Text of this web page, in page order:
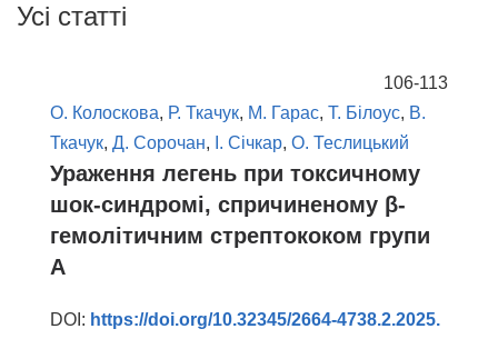
Усі статті
106-113
О. Колоскова, Р. Ткачук, М. Гарас, Т. Білоус, В.
Ткачук, Д. Сорочан, І. Січкар, О. Теслицький
Ураження легень при токсичному
шок-синдромі, спричиненому β-
гемолітичним стрептококом групи
A
DOI: https://doi.org/10.32345/2664-4738.2.2025.